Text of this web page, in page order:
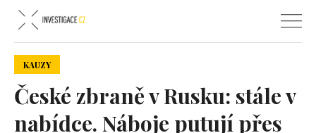
KAUZY
České zbraně v Rusku: stále v
nabídce. Náboje putují přes